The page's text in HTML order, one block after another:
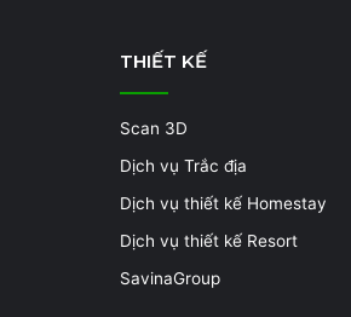
THIẾT KẾ
Scan 3D
Dịch vụ Trắc địa
Dịch vụ thiết kế Homestay
Dịch vụ thiết kế Resort
SavinaGroup